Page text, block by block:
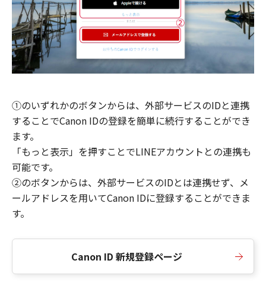
①のいずれかのボタンからは、外部サービスのIDと連携
することでCanon IDの登録を簡単に続行することができ
ます。
「もっと表示」を押すことでLINEアカウントとの連携も
可能です。
②のボタンからは、外部サービスのIDとは連携せず、メ
ールアドレスを用いてCanon IDに登録することができま
す。
Canon ID 新規登録ページ